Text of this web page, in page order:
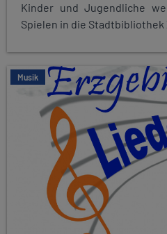
Kinder und Jugendliche
Spielen in die Stadtbibliothek
Musik